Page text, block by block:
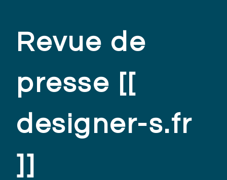
Revue de
presse [[
designer-s.fr
]]